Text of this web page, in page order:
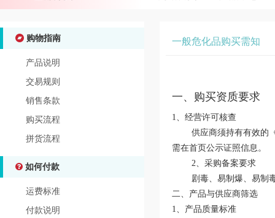
购物指南
产品说明
交易规则
销售条款
购买流程
拼货流程
如何付款
运费标准
付款说明
一般危化品购买需知
一、购买资质要求‌
‌1、经营许可核查‌
供应商须持有有效的《
需在首页公示证照信息。
‌2、采购备案要求‌
剧毒、易制爆、易制毒
‌二、产品与供应商筛选‌
‌1、产品质量标准‌